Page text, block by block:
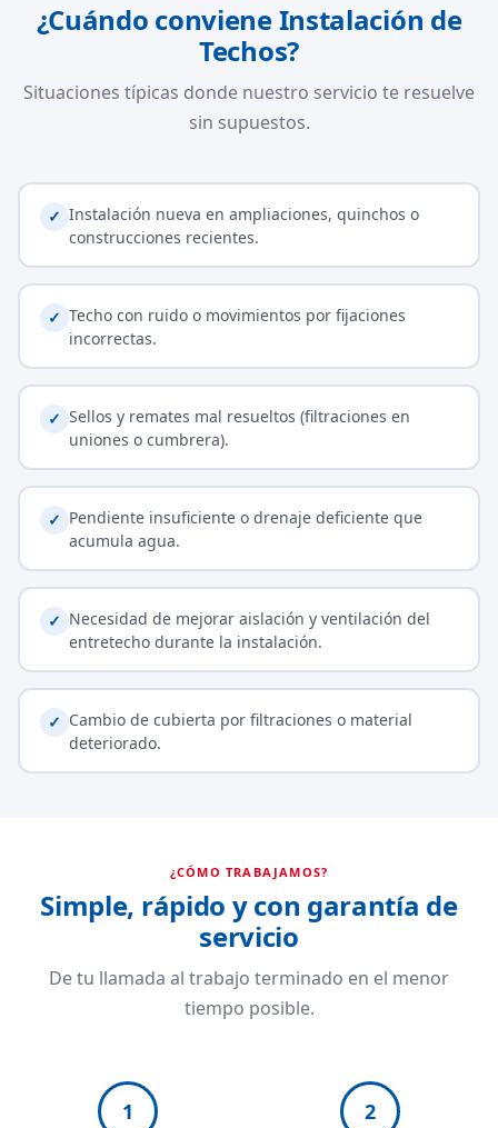
¿Cuándo conviene Instalación de
Techos?
Situaciones típicas donde nuestro servicio te resuelve
sin supuestos.
✓ Instalación nueva en ampliaciones, quinchos o
construcciones recientes.
✓ Techo con ruido o movimientos por fijaciones
incorrectas.
✓ Sellos y remates mal resueltos (filtraciones en
uniones o cumbrera).
✓ Pendiente insuficiente o drenaje deficiente que
acumula agua.
✓ Necesidad de mejorar aislación y ventilación del
entretecho durante la instalación.
✓ Cambio de cubierta por filtraciones o material
deteriorado.
¿CÓMO TRABAJAMOS?
Simple, rápido y con garantía de
servicio
De tu llamada al trabajo terminado en el menor
tiempo posible.
1 2